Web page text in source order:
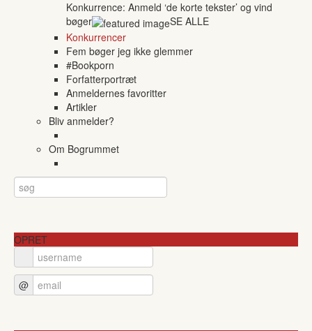
Konkurrence: Anmeld ‘de korte tekster’ og vind
bøger
SE ALLE
Konkurrencer
Fem bøger jeg ikke glemmer
#Bookporn
Forfatterportræt
Anmeldernes favoritter
Artikler
Bliv anmelder?
Om Bogrummet
OPRET
@